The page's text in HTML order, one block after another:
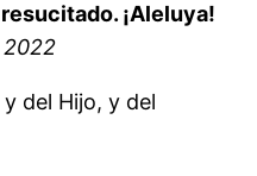
¡Aleluya!
del Hijo, y del